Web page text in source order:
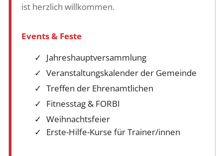
ist herzlich willkommen.
Events & Feste
Jahreshauptversammlung
Veranstaltungskalender der Gemeinde
Treffen der Ehrenamtlichen
Fitnesstag & FORBI
Weihnachtsfeier
Erste-Hilfe-Kurse für Trainer/innen